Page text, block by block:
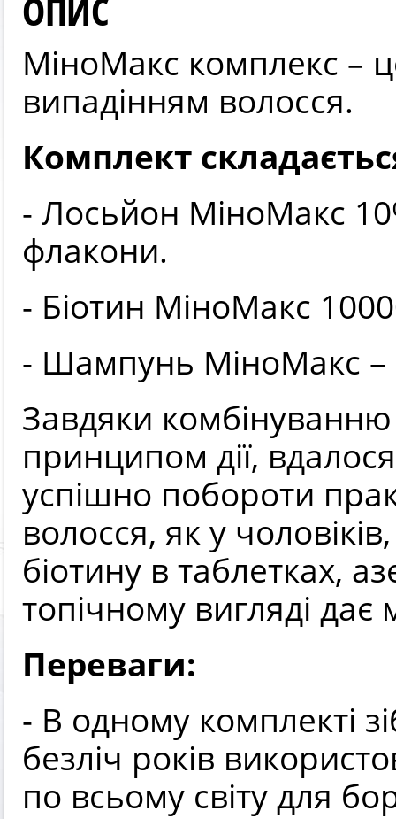
ОПИС
МіноМакс комплекс –
випадінням волосся.
Комплект
- Лосьйон МіноМакс
флакони.
- Біотин МіноМакс
- Шампунь МіноМакс –
Завдяки
принципом дії,
успішно побороти
волосся, як у
біотину в таблетках,
топічному вигляді
Переваги:
- В одному комплекті
безліч років
по всьому світу для